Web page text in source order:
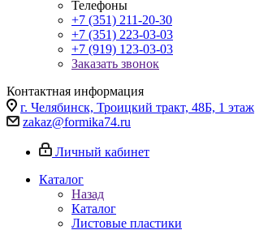
Телефоны
+7 (351) 211-20-30
+7 (351) 223-03-03
+7 (919) 123-03-03
Заказать звонок
Контактная информация
г. Челябинск, Троицкий тракт, 48Б, 1 этаж
zakaz@formika74.ru
Личный кабинет
Каталог
Назад
Каталог
Листовые пластики